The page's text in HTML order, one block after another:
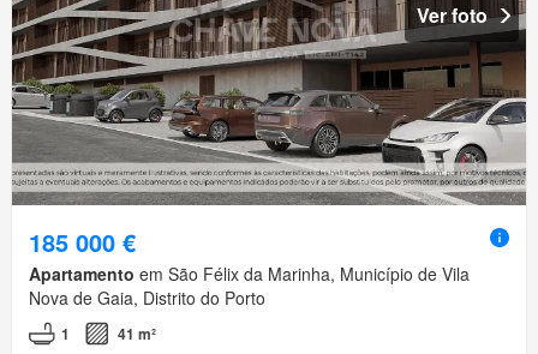
Ver foto
185 000 €
Apartamento em São Félix da Marinha, Município de Vila
Nova de Gaia, Distrito do Porto
1
41 m²